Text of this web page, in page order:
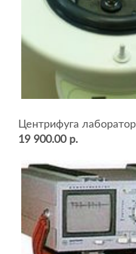
19 900.00 р.